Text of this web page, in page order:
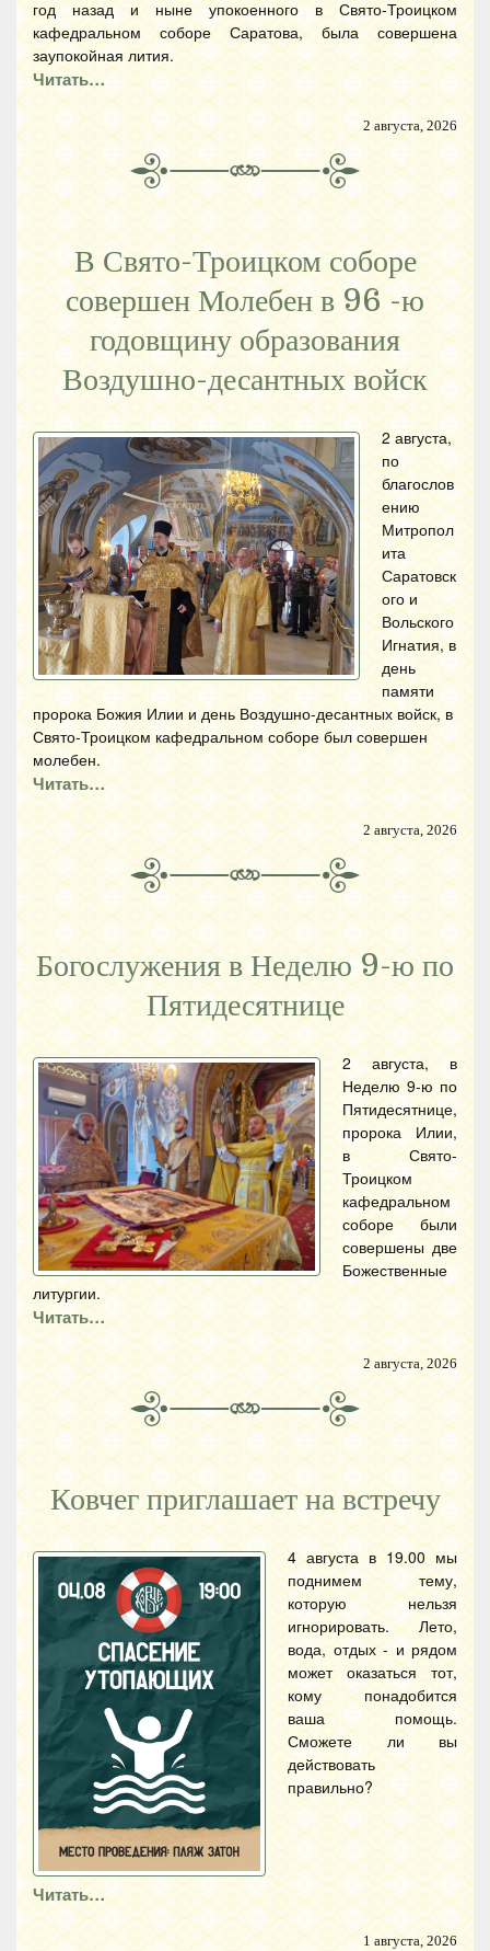
год назад и ныне упокоенного в Свято-Троицком
кафедральном соборе Саратова, была совершена
заупокойная лития.
Читать…
2 августа, 2026
В Свято-Троицком соборе
совершен Молебен в 96 -ю
годовщину образования
Воздушно-десантных войск
2 августа,
по
благослов
ению
Митропол
ита
Саратовск
ого и
Вольского
Игнатия, в
день
памяти
пророка Божия Илии и день Воздушно-десантных войск, в
Свято-Троицком кафедральном соборе был совершен
молебен.
Читать…
2 августа, 2026
Богослужения в Неделю 9-ю по
Пятидесятнице
2 августа, в
Неделю 9-ю по
Пятидесятнице,
пророка Илии,
в Свято-
Троицком
кафедральном
соборе были
совершены две
Божественные
литургии.
Читать…
2 августа, 2026
Ковчег приглашает на встречу
4 августа в 19.00 мы
поднимем тему,
которую нельзя
игнорировать. Лето,
вода, отдых - и рядом
может оказаться тот,
кому понадобится
ваша помощь.
Сможете ли вы
действовать
правильно?
Читать…
1 августа, 2026